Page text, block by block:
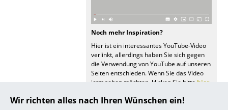
Wir richten alles nach Ihren Wünschen ein!
Nachttische & Bettzubehör
... alle Betten
Noch mehr Inspiration?
Hier ist ein interessantes YouTube-Video
verlinkt, allerdings haben Sie sich gegen
die Verwendung von YouTube auf unseren
Seiten entschieden. Wenn Sie das Video
jetzt sehen möchten, klicken Sie bitte hier